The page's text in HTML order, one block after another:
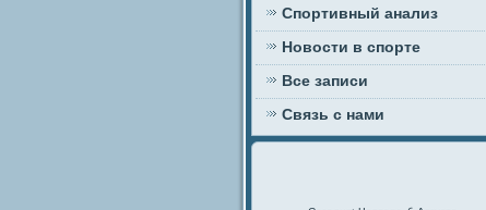
Спортивный анализ
Новости в спорте
Все записи
Связь с нами